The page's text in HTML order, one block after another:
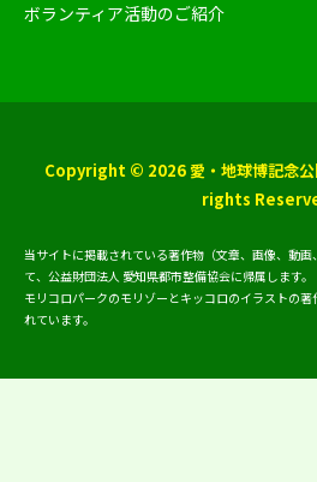
ボランティア活動のご紹介
Copyright © 2026 愛・地球博記念公
rights
当サイトに掲載されている著作物（文章、画像、動
て、公益財団法人 愛知県都市整備協会に帰属します。
モリコロパークのモリゾーとキッコロのイラストの
れています。